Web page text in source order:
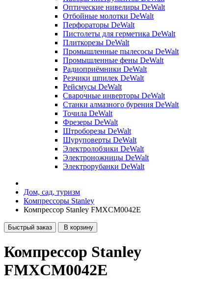
Оптические нивелиры DeWalt
Отбойные молотки DeWalt
Перфораторы DeWalt
Пистолеты для герметика DeWalt
Плиткорезы DeWalt
Промышленные пылесосы DeWalt
Промышленные фены DeWalt
Радиоприёмники DeWalt
Резчики шпилек DeWalt
Рейсмусы DeWalt
Сварочные инверторы DeWalt
Станки алмазного бурения DeWalt
Точила DeWalt
Фрезеры DeWalt
Штроборезы DeWalt
Шуруповерты DeWalt
Электролобзики DeWalt
Электроножницы DeWalt
Электрорубанки DeWalt
Дом, сад, туризм
Компрессоры Stanley
Компрессор Stanley FMXCM0042E
Быстрый заказ В корзину
Компрессор Stanley
FMXCM0042E